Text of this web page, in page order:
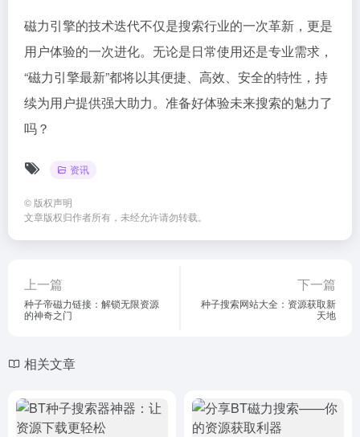
磁力引擎的技术迭代不仅是搜索行业的一次革新，更是
用户体验的一次进化。无论是日常使用还是专业需求，
“磁力引擎最新”都将以其便捷、高效、安全的特性，持
续为用户提供强大助力。准备好体验未来搜索的魅力了
吗？
资讯
© 版权声明
文章版权归作者所有，未经允许请勿转载。
上一篇
种子帝磁力链接：解锁无限资源
的神奇之门
下一篇
种子搜索网站大全：资源获取新
天地
相关文章